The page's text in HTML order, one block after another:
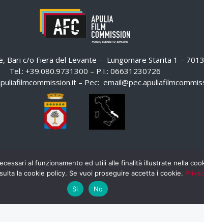
Bari c/o Fiera del Levante – Lungomare Starita 1 –
Tel.: +39.080.9731300 – P.I.: 06631230726
– Pec:
WHISTLEBLOWING
al funzionamento ed utili alle finalità illustrate nella
la cookie policy. Se vuoi proseguire accetta i cookie.
Si
No